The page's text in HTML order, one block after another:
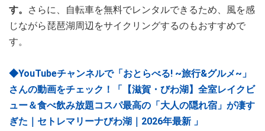
す。
さらに、自転車を無料でレンタルできるため、風を感
じながら琵琶湖周辺をサイクリングするのもおすすめで
す。
◆YouTubeチャンネルで「おとらべる! ~旅行&グルメ~」
さんの動画をチェック！「【滋賀・びわ湖】全室レイクビ
ュー＆食べ飲み放題コスパ最高の「大人の隠れ宿」が凄す
ぎた｜セトレマリーナびわ湖｜2026年最新 」